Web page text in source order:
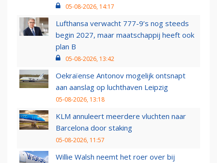
05-08-2026, 14:17
Lufthansa verwacht 777-9’s nog steeds
begin 2027, maar maatschappij heeft ook
plan B
05-08-2026, 13:42
Oekraïense Antonov mogelijk ontsnapt
aan aanslag op luchthaven Leipzig
05-08-2026, 13:18
KLM annuleert meerdere vluchten naar
Barcelona door staking
05-08-2026, 11:57
Willie Walsh neemt het roer over bij